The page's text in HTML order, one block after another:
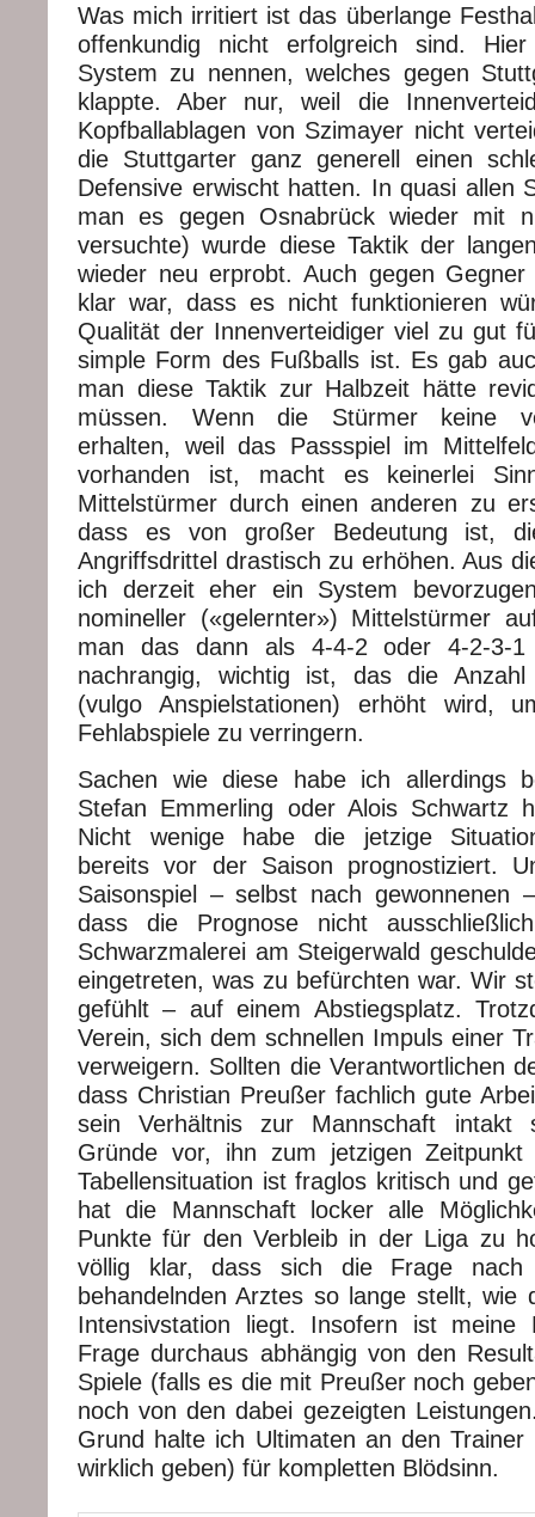
Was mich irritiert ist das überlange
offenkundig nicht erfolgreich sind.
System zu nennen, welches gegen
klappte. Aber nur, weil die
Kopfballablagen von Szimayer nicht
die Stuttgarter ganz generell einen
Defensive erwischt hatten. In quasi allen
man es gegen Osnabrück wieder mit
versuchte) wurde diese Taktik der
wieder neu erprobt. Auch gegen
klar war, dass es nicht funktionieren
Qualität der Innenverteidiger viel zu gut
simple Form des Fußballs ist. Es gab
man diese Taktik zur Halbzeit hätte
müssen. Wenn die Stürmer keine
erhalten, weil das Passspiel im
vorhanden ist, macht es keinerlei
Mittelstürmer durch einen anderen zu
dass es von großer Bedeutung ist,
Angriffsdrittel drastisch zu erhöhen. Aus
ich derzeit eher ein System
nomineller («gelernter») Mittelstürmer
man das dann als 4-4-2 oder 4-2-3-
nachrangig, wichtig ist, das die Anzahl
(vulgo Anspielstationen) erhöht wird,
Fehlabspiele zu verringern.
Sachen wie diese habe ich allerdings
Stefan Emmerling oder Alois Schwartz
Nicht wenige habe die jetzige
bereits vor der Saison prognostiziert.
Saisonspiel – selbst nach gewonnenen
dass die Prognose nicht
Schwarzmalerei am Steigerwald
eingetreten, was zu befürchten war. Wir
gefühlt – auf einem Abstiegsplatz.
Verein, sich dem schnellen Impuls einer
verweigern. Sollten die Verantwortlichen
dass Christian Preußer fachlich gute
sein Verhältnis zur Mannschaft intakt
Gründe vor, ihn zum jetzigen
Tabellensituation ist fraglos kritisch und
hat die Mannschaft locker alle
Punkte für den Verbleib in der Liga zu
völlig klar, dass sich die Frage
behandelnden Arztes so lange stellt, wie
Intensivstation liegt. Insofern ist meine
Frage durchaus abhängig von den
Spiele (falls es die mit Preußer noch
noch von den dabei gezeigten
Grund halte ich Ultimaten an den
wirklich geben) für kompletten Blödsinn.